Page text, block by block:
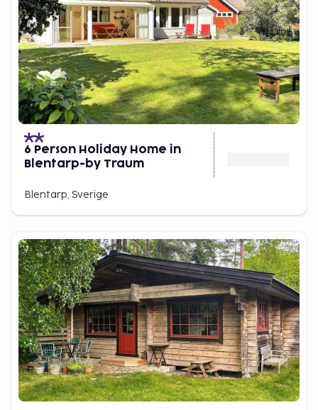
6 Person Holiday Home in
Blentarp-by Traum
Blentarp, Sverige